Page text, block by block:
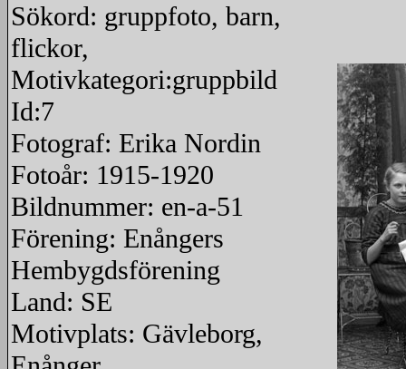
Sökord: gruppfoto, barn,
flickor,
Motivkategori:gruppbild
Id:7
Fotograf: Erika Nordin
Fotoår: 1915-1920
Bildnummer: en-a-51
Förening: Enångers
Hembygdsförening
Land: SE
Motivplats: Gävleborg,